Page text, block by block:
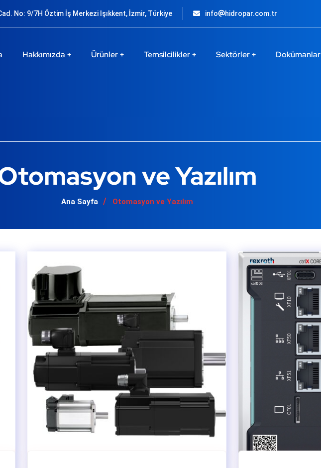
No: 9/7H Öztim İş Merkezi Işıkkent, İzmir, Türkiye info hidropar.com.tr
Hakkımızda Ürünler Temsilcilikler Sektörler Dokümanlar
ve Yazılım
Ana Sayfa Otomasyon ve Yazılım